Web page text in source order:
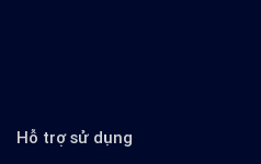
Hỗ trợ sử dụng